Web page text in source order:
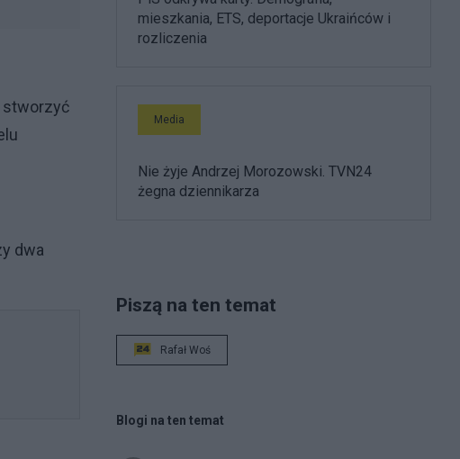
stworzyć
dwa
mieszkania, ETS, deportacje Ukraińców i
rozliczenia
Media
Nie żyje Andrzej Morozowski. TVN24
żegna dziennikarza
Piszą na ten temat
Rafał Woś
Blogi na ten temat